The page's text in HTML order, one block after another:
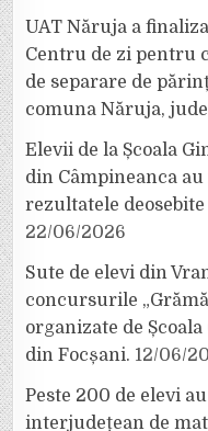
UAT Năruja a
Centru de zi pentru
de separare de
comuna Năruja,
Elevii de la Școala
din Câmpineanca
rezultatele
22/06/2026
Sute de elevi din
concursurile
organizate de
din Focșani. 12/06/
Peste 200 de elevi
interjudețean de